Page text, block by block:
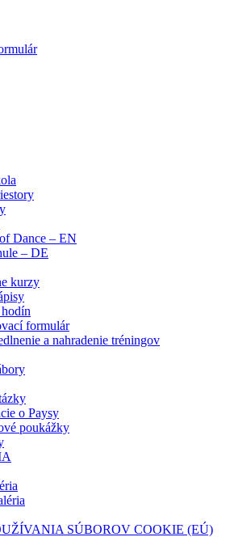
Dance – EN
– DE
kurzy
formulár
a nahradenie tréningov
o Paysy
poukážky
SÚBOROV COOKIE (EÚ)